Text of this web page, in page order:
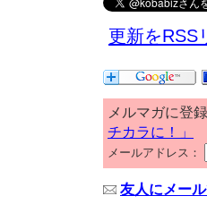
更新をRSS
メルマガに登
チカラに！」
メールアドレス：
友人にメー